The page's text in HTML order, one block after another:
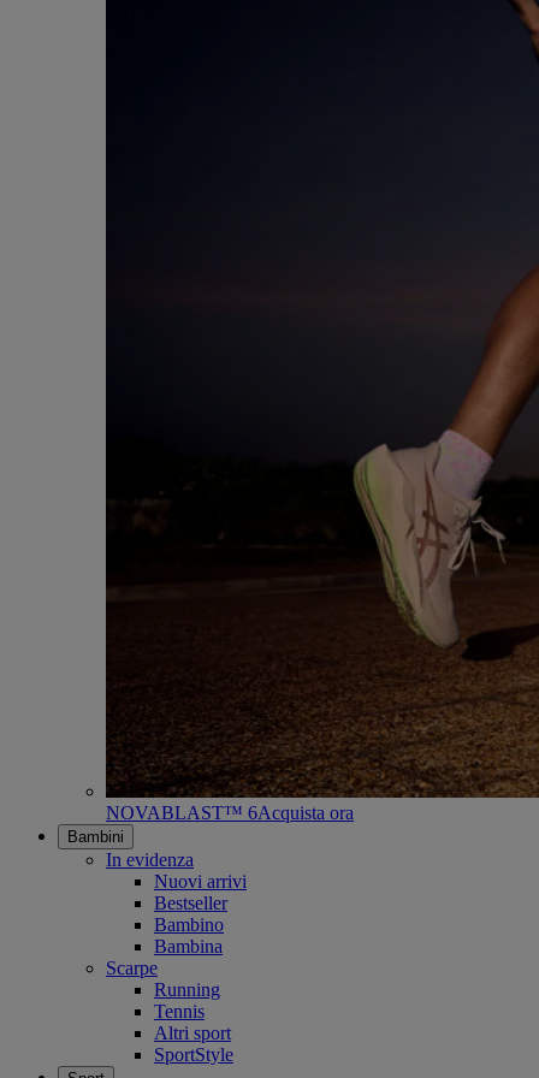
NOVABLAST™ 6Acquista ora
Bambini
In evidenza
Nuovi arrivi
Bestseller
Bambino
Bambina
Scarpe
Running
Tennis
Altri sport
SportStyle